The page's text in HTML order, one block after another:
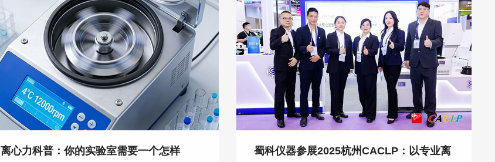
离心力科普：你的实验室需要一个怎样
蜀科仪器参展2025杭州CACLP：以专业离